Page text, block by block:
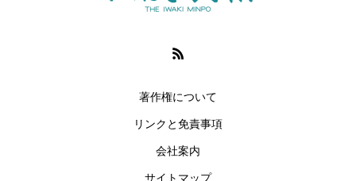
著作権について
リンクと免責事項
会社案内
サイトマップ